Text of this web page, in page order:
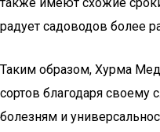
радует садоводов более
Таким образом, Хурма
сортов благодаря своему
болезням и